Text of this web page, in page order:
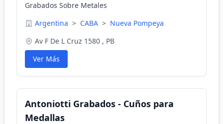
Grabados Sobre Metales
Argentina > CABA > Nueva Pompeya
Av F De L Cruz 1580 , PB
Ver Más
Antoniotti Grabados - Cuños para
Medallas